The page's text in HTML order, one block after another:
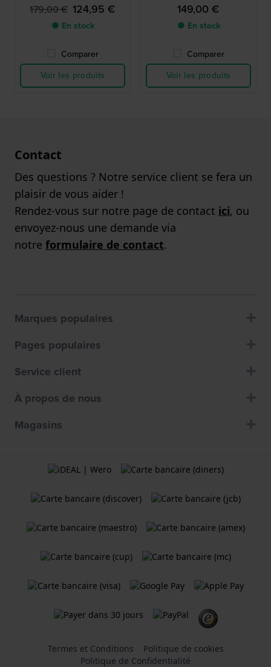
179,00 € 124,95 €
● En stock
Comparer
Voir les produits
149,00 €
● En stock
Comparer
Voir les produits
Contact
Des questions ? Notre service client se fera un
plaisir de vous aider !
Rendez-vous sur notre page de contact ici, ou
envoyez-nous une demande via
notre formulaire de contact.
Marques populaires
Pages populaires
Service client
À propos de nous
Magasins
Termes et Conditions
Politique de cookies
Politique de Confidentialité